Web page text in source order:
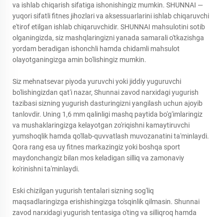
va ishlab chiqarish sifatiga ishonishingiz mumkin. SHUNNAI —
yuqori sifatli fitnes jihozlari va aksessuarlarini ishlab chiqaruvchi
e'tirof etilgan ishlab chiqaruvchidir. SHUNNAI mahsulotini sotib
olganingizda, siz mashqlaringizni yanada samarali o'tkazishga
yordam beradigan ishonchli hamda chidamli mahsulot
olayotganingizga amin bo'lishingiz mumkin.
Siz mehnatsevar piyoda yuruvchi yoki jiddiy yuguruvchi
bo'lishingizdan qat'i nazar, Shunnai zavod narxidagi yugurish
tazibasi sizning yugurish dasturingizni yangilash uchun ajoyib
tanlovdir. Uning 1,6 mm qalinligi mashq paytida bo'g'imlaringiz
va mushaklaringizga kelayotgan zo'riqishni kamaytiruvchi
yumshoqlik hamda qo'llab-quvvatlash muvozanatini ta'minlaydi.
Qora rang esa uy fitnes markazingiz yoki boshqa sport
maydonchangiz bilan mos keladigan silliq va zamonaviy
ko'rinishni ta'minlaydi.
Eski chizilgan yugurish tentalari sizning sog'liq
maqsadlaringizga erishishingizga to'sqinlik qilmasin. Shunnai
zavod narxidagi yugurish tentasiga o'ting va silliqroq hamda